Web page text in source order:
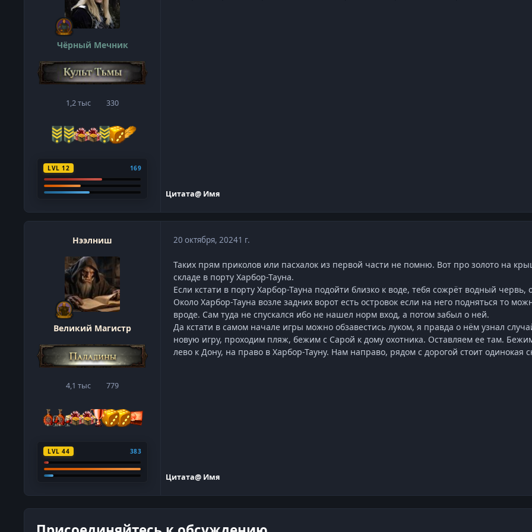
Чёрный Мечник
1,2 тыссообщения
330Репутация
LVL 12 169
Цитата@ Имя
Нээлниш
Великий Магистр
4,1 тыссообщения
779Репутация
LVL 44 383
20 октября, 20241 г.
Таких прям приколов или пасхалок из первой части не помню. Вот про золото на
складе в порту Харбор-Тауна.
Если кстати в порту Харбор-Тауна подойти близко к воде, тебя сожрёт водный
Около Харбор-Тауна возле задних ворот есть островок если на него подняться то
вроде. Сам туда не спускался ибо не нашел норм вход, а потом забыл о ней.
Да кстати в самом начале игры можно обзавестись луком, я правда о нём узнал
новую игру, проходим пляж, бежим с Сарой к дому охотника. Оставляем ее там.
лево к Дону, на право в Харбор-Тауну. Нам направо, рядом с дорогой стоит одинокая
Цитата@ Имя